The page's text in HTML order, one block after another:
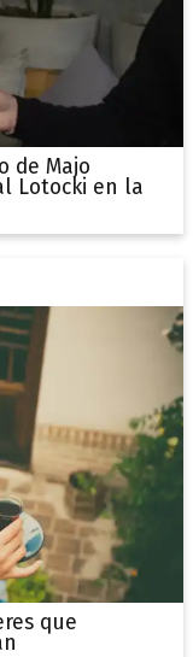
de Majo
Lotocki en la
que